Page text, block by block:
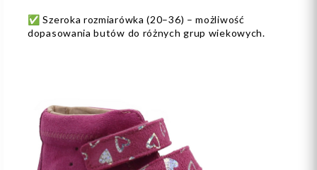
✅ Szeroka rozmiarówka (20–36) – możliwość
dopasowania butów do różnych grup wiekowych.